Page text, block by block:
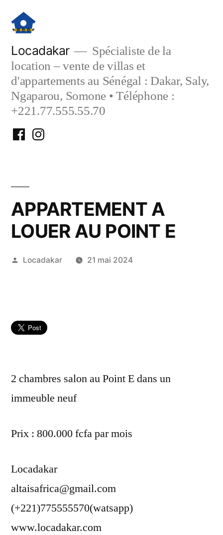
contenu
Locadakar
Spécialiste de la
location – vente de villas et
d'appartements au Sénégal : Dakar, Saly,
Ngaparou, Somone • Téléphone :
+221.77.555.55.70
FacebookInstagram
APPARTEMENT A
LOUER AU POINT E
Publié
Locadakar 21 mai 2024
2 chambres salon au Point E dans un
immeuble neuf
Prix : 800.000 fcfa par mois
Locadakar
altaisafrica@gmail.com
(+221)775555570(watsapp)
www.locadakar.com